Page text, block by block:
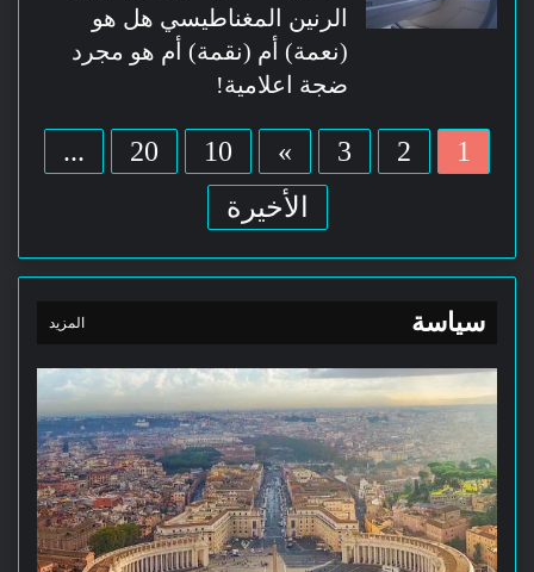
الرنين المغناطيسي هل هو
(نعمة) أم (نقمة) أم هو مجرد
ضجة اعلامية!
1
2
3
»
10
20
...
الأخيرة
سياسة المزيد